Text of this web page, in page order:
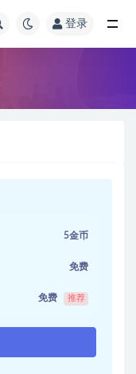
登录
5金币
免费
免费 推荐